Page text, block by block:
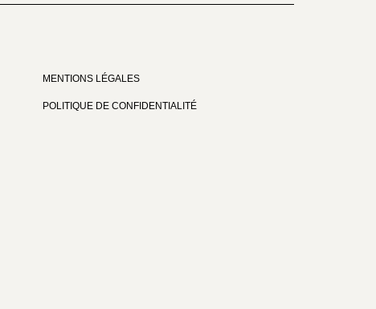
MENTIONS LÉGALES
POLITIQUE DE CONFIDENTIALITÉ